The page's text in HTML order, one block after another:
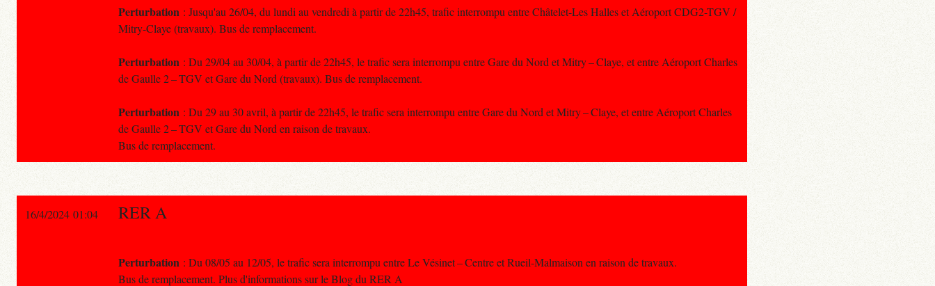
Perturbation : Jusqu'au 26/04, du lundi au vendredi à partir de 22h45, trafic interrompu entre Châtelet-Les Halles et Aéroport CDG2-TGV /
Mitry-Claye (travaux). Bus de remplacement.
Perturbation : Du 29/04 au 30/04, à partir de 22h45, le trafic sera interrompu entre Gare du Nord et Mitry – Claye, et entre Aéroport Charles
de Gaulle 2 – TGV et Gare du Nord (travaux). Bus de remplacement.
Perturbation : Du 29 au 30 avril, à partir de 22h45, le trafic sera interrompu entre Gare du Nord et Mitry – Claye, et entre Aéroport Charles
de Gaulle 2 – TGV et Gare du Nord en raison de travaux.
Bus de remplacement.
16/4/2024 01:04 RER A
Perturbation : Du 08/05 au 12/05, le trafic sera interrompu entre Le Vésinet – Centre et Rueil-Malmaison en raison de travaux.
Bus de remplacement. Plus d'informations sur le Blog du RER A